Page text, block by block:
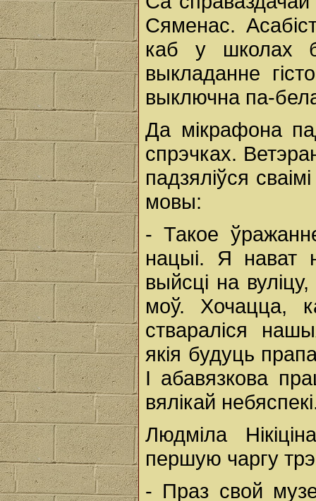
Сяменас.
каб у школах
выкладанне
выключна па-
Да мікрафона
спрэчках.
падзяліўся
мовы:
- Такое
нацыі. Я нават
выйсці на
моў. Хочацца,
ствараліся
якія будуць
І абавязкова
вялікай
Людміла
першую чаргу
- Праз свой